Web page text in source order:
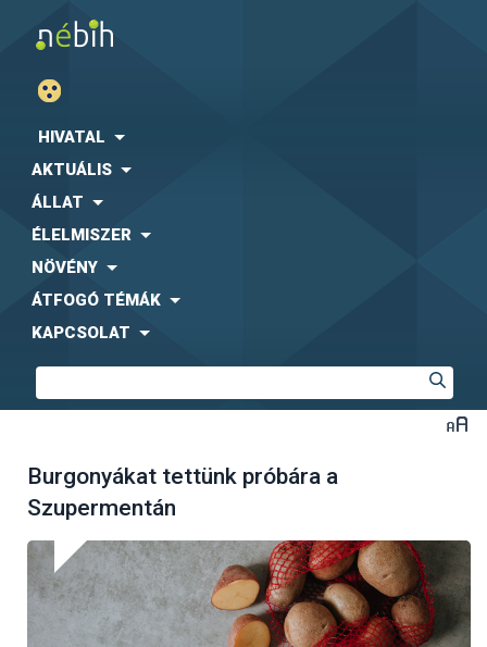
HIVATAL
AKTUÁLIS
ÁLLAT
ÉLELMISZER
NÖVÉNY
ÁTFOGÓ TÉMÁK
KAPCSOLAT
Burgonyákat tettünk próbára a
Szupermentán